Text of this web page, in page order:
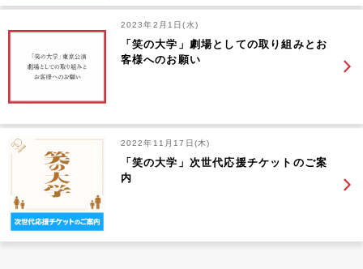
2023年2月1日(水)
「笑の大学」劇場としての取り組みとお
客様へのお願い
2022年11月17日(木)
「笑の大学」次世代応援チケットのご案
内